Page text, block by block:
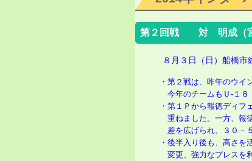
第２回戦 対 明成（
８月３日（日）船橋市
・第２戦は、昨年のウイ
今年のチームもＵ‐１８
・第１Ｐから報徳ディ
重ねました。一方、報
差を広げられ、３０－
・後半入り後も、高さ
変更、強力なプレスを